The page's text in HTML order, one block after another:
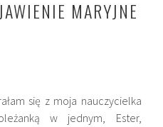
MARYJNE
się z moja nauczycielka
w jednym, Ester,